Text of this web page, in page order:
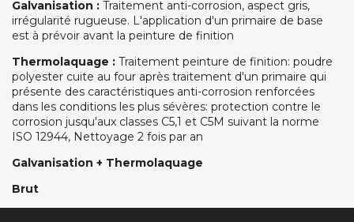
Galvanisation : Traitement anti-corrosion, aspect gris,
irrégularité rugueuse. L'application d'un primaire de base
est à prévoir avant la peinture de finition
Thermolaquage : Traitement peinture de finition: poudre
polyester cuite au four après traitement d'un primaire qui
présente des caractéristiques anti-corrosion renforcées
dans les conditions les plus sévères: protection contre le
corrosion jusqu'aux classes C5,1 et C5M suivant la norme
ISO 12944, Nettoyage 2 fois par an
Galvanisation + Thermolaquage
Brut